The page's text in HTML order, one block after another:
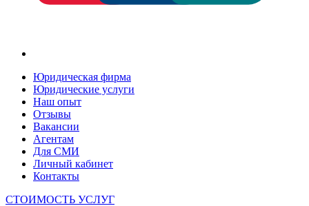
Юридическая фирма
Юридические услуги
Наш опыт
Отзывы
Вакансии
Агентам
Для СМИ
Личный кабинет
Контакты
СТОИМОСТЬ УСЛУГ